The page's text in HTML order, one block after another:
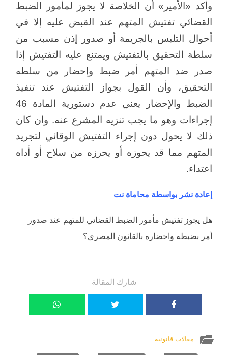
وأكد «الأمير» أن الخلاصة لا يجوز لمأمور الضبط
القضائي تفتيش المتهم عند القبض عليه إلا في
أحوال التلبس بالجريمة أو صدور إذن مسبب من
سلطة التحقيق بالتفتيش ويمتنع عليه التفتيش إذا
صدر ضد المتهم أمر ضبط وإحضار من سلطه
التحقيق، وأن القول بجواز التفتيش عند تنفيذ
الضبط والإحضار يعني عدم دستورية المادة 46
إجراءات وهو ما يجب تنزيه المشرع عنه. وان كان
ذلك لا يحول دون إجراء التفتيش الوقائي لتجريد
المتهم مما قد يحوزه أو يحرزه من سلاح أو أداه
اعتداء.
إعادة نشر بواسطة محاماة نت
هل يجوز تفتيش مأمور الضبط القضائي للمتهم عند صدور
أمر بضبطه واحضاره بالقانون المصري؟
شارك المقالة
مقالات قانونية